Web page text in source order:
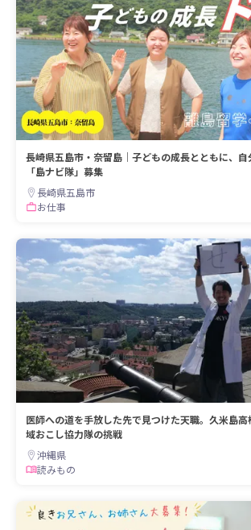
長崎県五島市・奈留島｜子どもの成長とともに、
「島ナビ隊」募集
長崎県五島市
お仕事
医師への道を手放した先で見つけた天職。久米島
域おこし協力隊の挑戦
沖縄県
読みもの